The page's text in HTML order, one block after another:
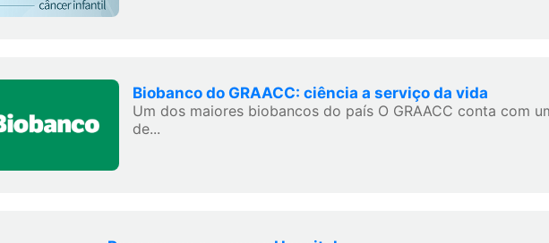
Biobanco do GRAACC: ciência a serviço da vida
Um dos maiores biobancos do país O GRAACC conta com
de...